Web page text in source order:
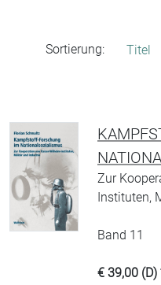
Sortierung: Titel
Zur
Instituten,
Band 11
€ 39,00